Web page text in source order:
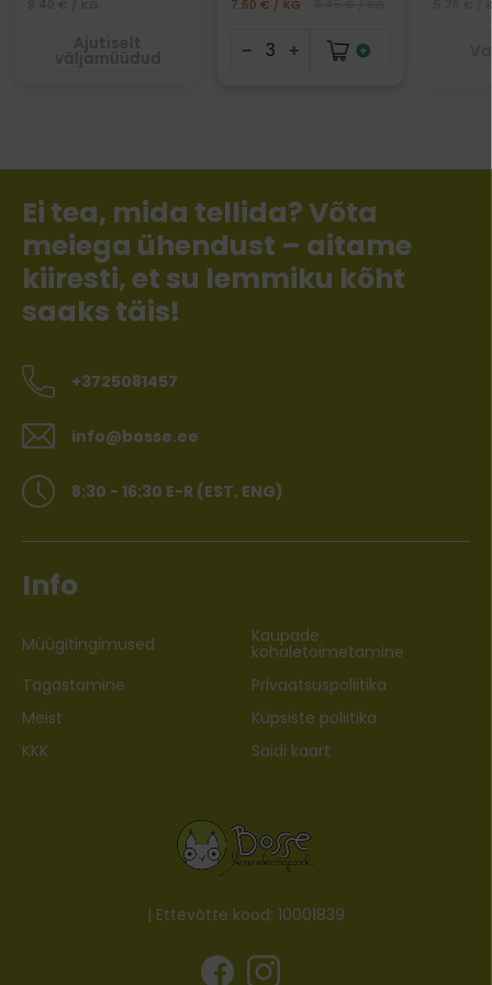
7.60 € / KG 5.76 € /
Ei tea, mida tellida? Võta
meiega ühendust – aitame
kiiresti, et su lemmiku kõht
saaks täis!
+3725081457
info@bosse.ee
8:30 - 16:30 E-R (EST, ENG)
Info
Müügitingimused Kaupade
kohaletoimetamine
Tagastamine
Privaatsuspoliitika
Meist
Küpsiste poliitika
KKK
Saidi kaart
| Ettevõtte kood: 10001839